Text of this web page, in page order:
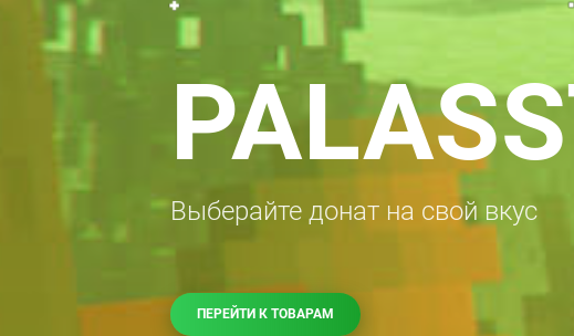
Выберайте донат на свой вкус
ПЕРЕЙТИ К ТОВАРАМ